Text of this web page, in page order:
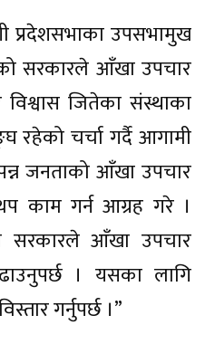
प्रदेशसभाका उपसभामुख
सरकारले आँखा उपचार
जितेका संस्थाका
रहेको चर्चा गर्दै आगामी
जनताको आँखा उपचार
काम गर्न आग्रह गरे ।
आँखा उपचार
। यसका लागि
गर्नुपर्छ ।”